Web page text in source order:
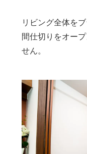
リビング全体を
間仕切りをオー
せん。